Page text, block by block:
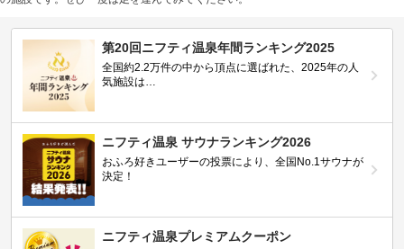
第20回ニフティ温泉年間ランキング2025
全国約2.2万件の中から頂点に選ばれた、2025年の人
気施設は…
ニフティ温泉 サウナランキング2026
おふろ好きユーザーの投票により、全国No.1サウナが
決定！
ニフティ温泉プレミアムクーポン